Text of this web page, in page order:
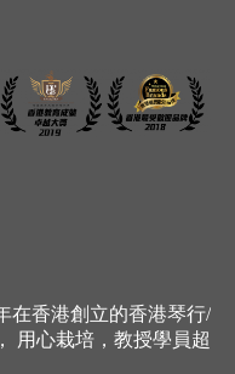
在香港創立的香港琴行/
用心栽培，教授學員超